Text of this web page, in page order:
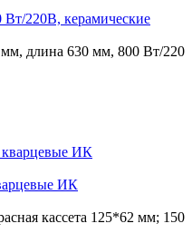
Вт/220В, керамические
длина 630 мм, 800 Вт/220
ИК
кассета 125*62 мм; 150